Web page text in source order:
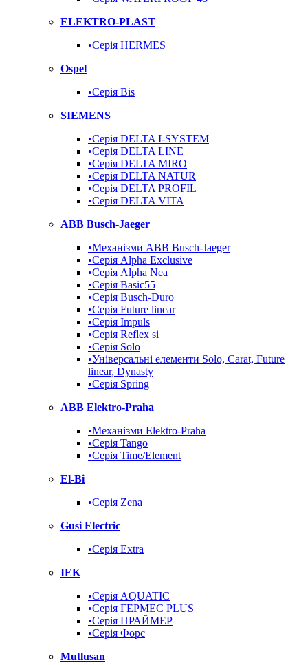
ELEKTRO-PLAST
•Серія HERMES
Ospel
•Серія Bis
SIEMENS
•Серія DELTA I-SYSTEM
•Серія DELTA LINE
•Серія DELTA MIRO
•Серія DELTA NATUR
•Серія DELTA PROFIL
•Серія DELTA VITA
ABB Busch-Jaeger
•Механізми ABB Busch-Jaeger
•Серія Alpha Exclusive
•Серія Alpha Nea
•Серія Basic55
•Серія Busch-Duro
•Серія Future linear
•Серія Impuls
•Серія Reflex si
•Серія Solo
•Універсальні елементи Solo, Carat, Future
linear, Dynasty
•Серія Spring
ABB Elektro-Praha
•Механізми Elektro-Praha
•Серія Tango
•Серія Time/Element
El-Bi
•Серія Zena
Gusi Electric
•Серія Extra
IEK
•Серія AQUATIC
•Серія ГЕРМЕС PLUS
•Серія ПРАЙМЕР
•Серія Форс
Mutlusan